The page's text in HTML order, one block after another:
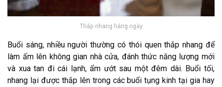
Thắp nhang hằng ngày
Buổi sáng, nhiều người thường có thói quen thắp nhang để
làm ấm lên không gian nhà cửa, đánh thức năng lượng mới
và xua tan đi cái lạnh, ẩm ướt sau một đêm dài. Buổi tối,
nhang lại được thắp lên trong các buổi tụng kinh tại gia hay